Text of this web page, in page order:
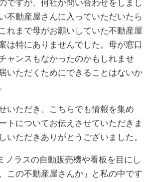
ですが、何社か問い合わせをしまし
不動産屋さんに入っていただいたら
れまで母がお願いしていた不動産屋
は特にありませんでした。母が窓口
ャンスもなかったのかもしれませ
いただくためにできることはないか
いただき、こちらでも情報を集め
トについてお伝えさせていただきま
いただきありがとうございました。
ラスの自動販売機や看板を目にし
この不動産屋さんか」と私の中です